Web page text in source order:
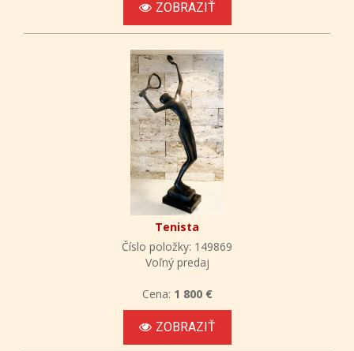
ZOBRAZIŤ
Tenista
Číslo položky: 149869
Voľný predaj
Cena: 1 800 €
ZOBRAZIŤ